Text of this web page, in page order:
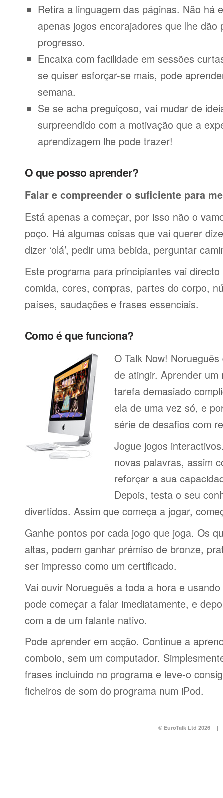
Retira a linguagem das páginas. Não há
apenas jogos encorajadores que lhe dão
progresso.
Encaixa com facilidade em sessões
se quiser esforçar-se mais, pode
semana.
Se se acha preguiçoso, vai mudar de
surpreendido com a motivação que a
aprendizagem lhe pode trazer!
O que posso aprender?
Falar e compreender o suficiente para
Está apenas a começar, por isso não o
poço. Há algumas coisas que vai querer
dizer ‘olá’, pedir uma bebida, perguntar
Este programa para principiantes vai
comida, cores, compras, partes do corpo,
países, saudações e frases essenciais.
Como é que funciona?
O Talk Now!
de atingir. Aprender um
tarefa demasiado
ela de uma vez só, e
série de desafios com
Jogue jogos
novas palavras, assim
reforçar a sua
Depois, testa o seu
divertidos. Assim que começa a jogar,
Ganhe pontos por cada jogo que joga. Os
altas, podem ganhar prémiso de bronze,
ser impresso como um certificado.
Vai ouvir Norueguês a toda a hora e
pode começar a falar imediatamente, e
com a de um falante nativo.
Pode aprender em acção. Continue a
comboio, sem um computador.
frases incluindo no programa e leve-o
ficheiros de som do programa num iPod.
© EuroTalk Ltd 2026 |